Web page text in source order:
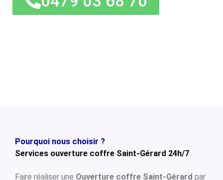
Pourquoi nous choisir ?
Services ouverture coffre Saint-Gérard 24h/7
Faire réaliser une Ouverture coffre Saint-Gérard par